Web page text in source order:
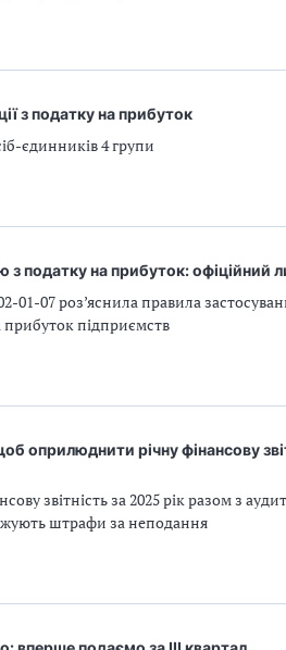
з податку на прибуток
єдинників 4 групи
з податку на прибуток: офіційний
01-07 роз’яснила правила
прибуток підприємств
оприлюднити річну фінансову
звітність за 2025 рік разом з
штрафи за неподання